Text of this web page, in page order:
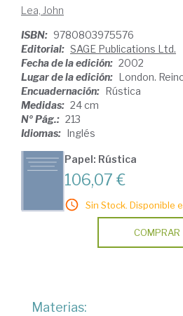
Lea, John
ISBN: 9780803975576
Editorial: SAGE Publications Ltd.
Fecha de la edición: 2002
Lugar de la edición: London.
Encuadernación: Rústica
Medidas: 24 cm
Nº Pág.: 213
Idiomas: Inglés
Papel: Rústica
106,07 €
Sin Stock. Disponible
COMPRAR
Materias: